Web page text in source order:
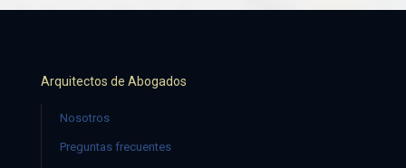
Arquitectos de Abogados
Nosotros
Preguntas frecuentes